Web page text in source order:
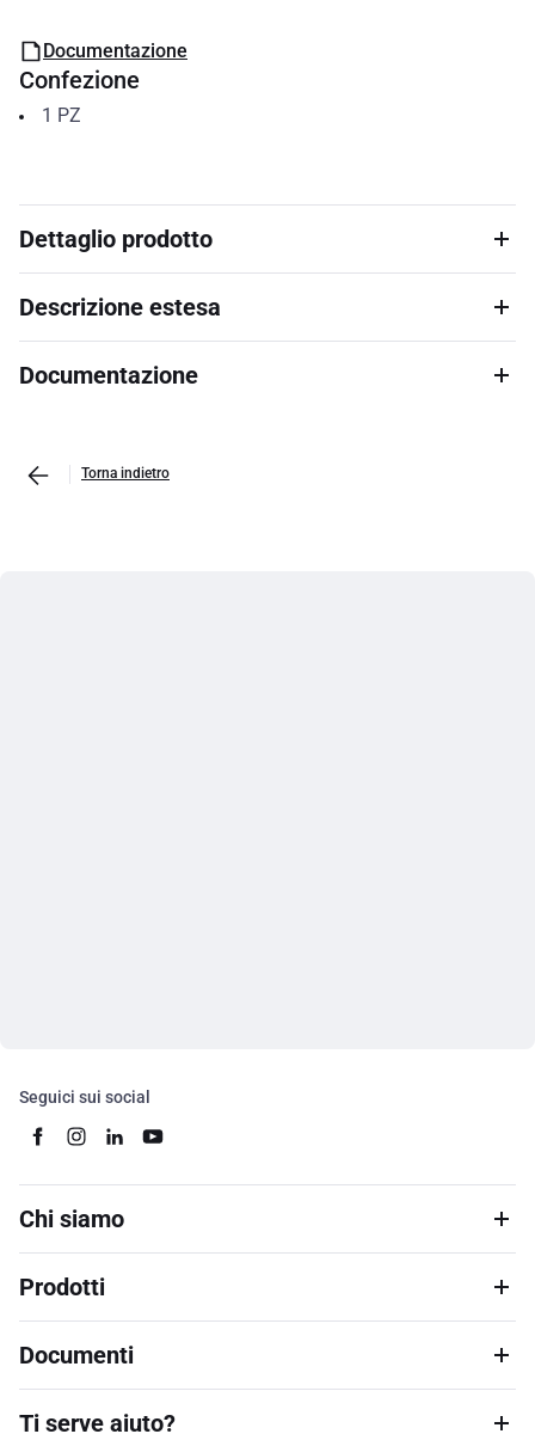
Documentazione
Confezione
1 PZ
Dettaglio prodotto
Descrizione estesa
Documentazione
Torna indietro
Seguici sui social
Chi siamo
Prodotti
Documenti
Ti serve aiuto?